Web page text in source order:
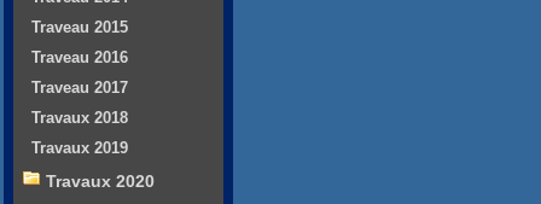
Traveau 2015
Traveau 2016
Traveau 2017
Travaux 2018
Travaux 2019
Travaux 2020